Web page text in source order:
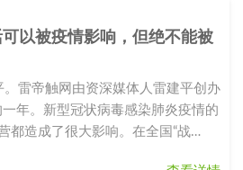
以被疫情影响，但绝不能被
雷帝触网由资深媒体人雷建平创办
年。新型冠状病毒感染肺炎疫情的
都造成了很大影响。在全国“战